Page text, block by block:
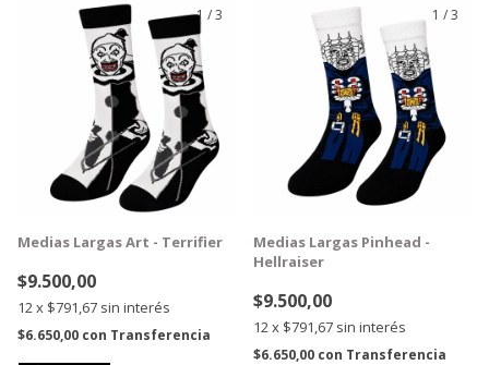
1 /3
Medias Largas Art - Terrifier
$9.500,00
12x $791,67 sin interés
$6.650,00 con Transferencia
1 /3
Medias Largas Pinhead -
Hellraiser
$9.500,00
12x $791,67 sin interés
$6.650,00 con Transferencia